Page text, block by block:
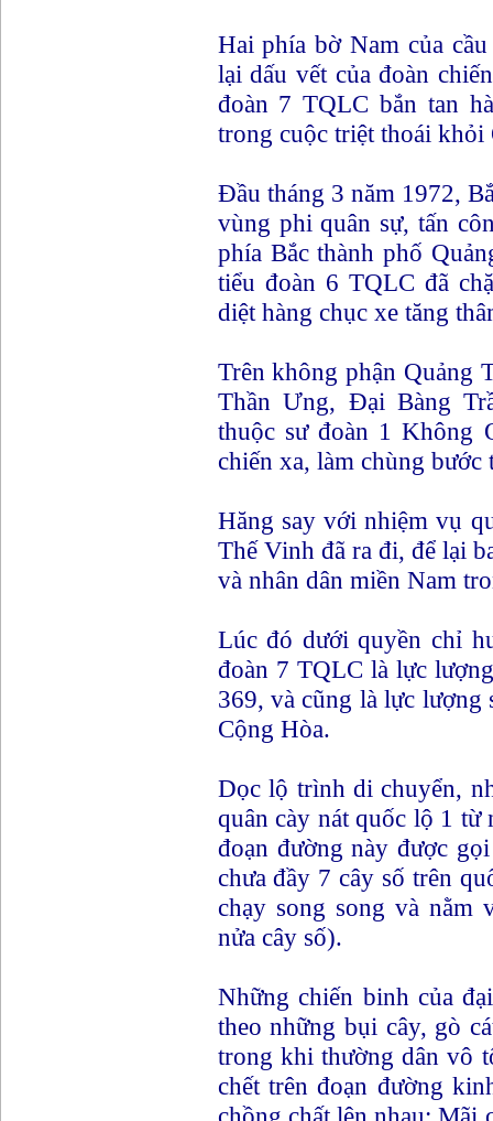
Hai phía bờ Nam của
lại dấu vết của đoàn
đoàn 7 TQLC bắn tan
trong cuộc triệt thoái khỏi
Đầu tháng 3 năm 1972,
vùng phi quân sự, tấn
phía Bắc thành phố
tiểu đoàn 6 TQLC đã
diệt hàng chục xe tăng
Trên không phận Quảng
Thần Ưng, Đại Bàng
thuộc sư đoàn 1 Không
chiến xa, làm chùng bước
Hăng say với nhiệm vụ
Thế Vinh đã ra đi, để lại
và nhân dân miền Nam
Lúc đó dưới quyền chỉ
đoàn 7 TQLC là lực
369, và cũng là lực lượng
Cộng Hòa.
Dọc lộ trình di chuyển,
quân cày nát quốc lộ 1 từ
đoạn đường này được
chưa đầy 7 cây số trên
chạy song song và nằm
nửa cây số).
Những chiến binh của
theo những bụi cây, gò
trong khi thường dân vô
chết trên đoạn đường
chồng chất lên nhau; Mãi